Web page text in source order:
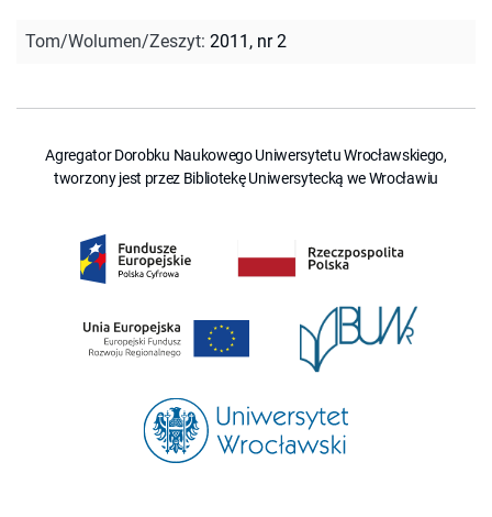
Tom/Wolumen/Zeszyt: 2011, nr 2
Agregator Dorobku Naukowego Uniwersytetu Wrocławskiego,
tworzony jest przez Bibliotekę Uniwersytecką we Wrocławiu